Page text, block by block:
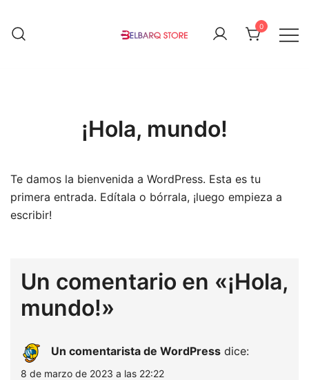
contenido
0
¡Hola, mundo!
Te damos la bienvenida a WordPress. Esta es tu
primera entrada. Edítala o bórrala, ¡luego empieza a
escribir!
Un comentario en «¡Hola,
mundo!»
Un comentarista de WordPress dice:
8 de marzo de 2023 a las 22:22